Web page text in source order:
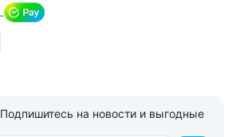
Подпишитесь на новости и выгодные